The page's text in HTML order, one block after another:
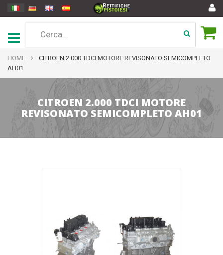
HOME
CITROEN 2.000 TDCI MOTORE REVISONATO SEMICOMPLETO
AH01
CITROEN 2.000 TDCI MOTORE
REVISONATO SEMICOMPLETO AH01